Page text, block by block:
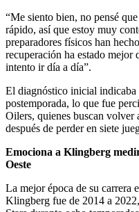
“Me siento bien, no pensé
rápido, así que estoy muy
preparadores físicos han
recuperación ha estado mejor
intento ir día a día”.
El diagnóstico inicial indicaba
postemporada, lo que fue
Oilers, quienes buscan
después de perder en siete
Emociona a Klingberg
Oeste
La mejor época de su carrera
Klingberg fue de 2014 a